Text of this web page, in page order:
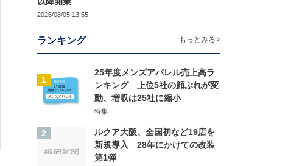
2026/08/05 13:55
ランキング もっとみる
1
25年度メンズアパレル売上高ラ
ンキング 上位5社の顔ぶれが変
動、増収は25社に縮小
特集
2
ルクア大阪、全国初など19店を
新規導入 28年にかけての改装
第1弾